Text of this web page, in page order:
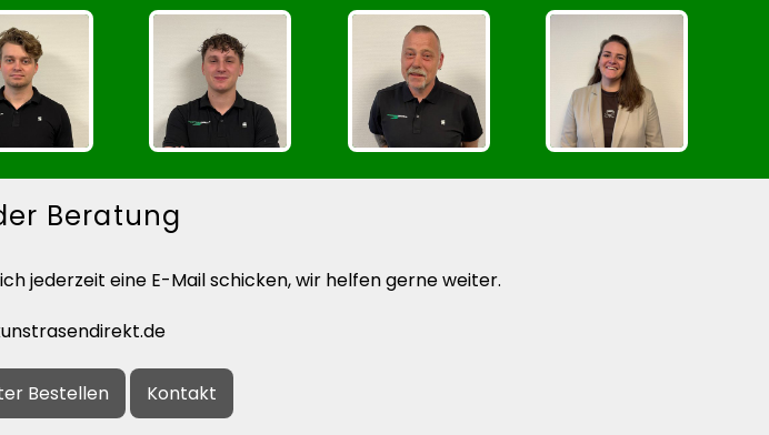
Beratung
jederzeit eine E-Mail schicken, wir helfen gerne weiter.
Bestellen Kontakt